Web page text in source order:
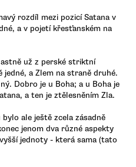
rozdíl mezi pozicí Satana v
a v pojetí křesťanském na
už z perské striktní
a Zlem na straně druhé.
Dobro je u Boha; a u Boha je
a ten je ztělesněním Zla.
ale ještě zcela zásadně
jenom dva různé aspekty
jednoty - která sama (tato